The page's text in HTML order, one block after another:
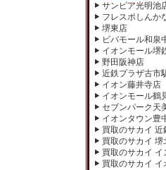
サンピア光明池
フレスポしんか
堺東店
ビバモール和泉
イオンモール堺
野田阪神店
近鉄プラザ古市
イオン藤井寺店
イオンモール鶴
セブンパーク天
イオンタウン豊
買取のサカイ
買取のサカイ 堺
買取のサカイ
買取のサカイ